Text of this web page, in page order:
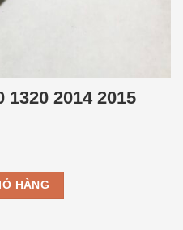
1320 2014 2015
2015 Canon3300 số lượng
HÀNG